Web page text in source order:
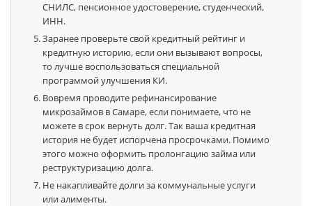
СНИЛС, пенсионное удостоверение, студенческий,
ИНН.
Заранее проверьте свой кредитный рейтинг и
кредитную историю, если они вызывают вопросы,
то лучше воспользоваться специальной
программой улучшения КИ.
Вовремя проводите рефинансирование
микрозаймов в Самаре, если понимаете, что не
можете в срок вернуть долг. Так ваша кредитная
история не будет испорчена просрочками. Помимо
этого можно оформить пролонгацию займа или
реструктуризацию долга.
Не накапливайте долги за коммунальные услуги
или алименты.